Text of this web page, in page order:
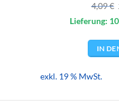
4,09€
Lieferung:
IN
exkl. 19 % MwSt.